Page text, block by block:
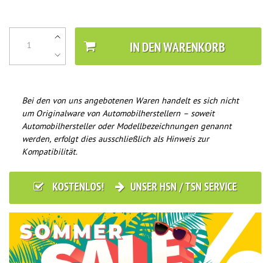
IN DEN WARENKORB
Bei den von uns angebotenen Waren handelt es sich nicht
um Originalware von Automobilherstellern – soweit
Automobilhersteller oder Modellbezeichnungen genannt
werden, erfolgt dies ausschließlich als Hinweis zur
Kompatibilität.
KOSTENLOS! UNSER HSN / TSN SERVICE